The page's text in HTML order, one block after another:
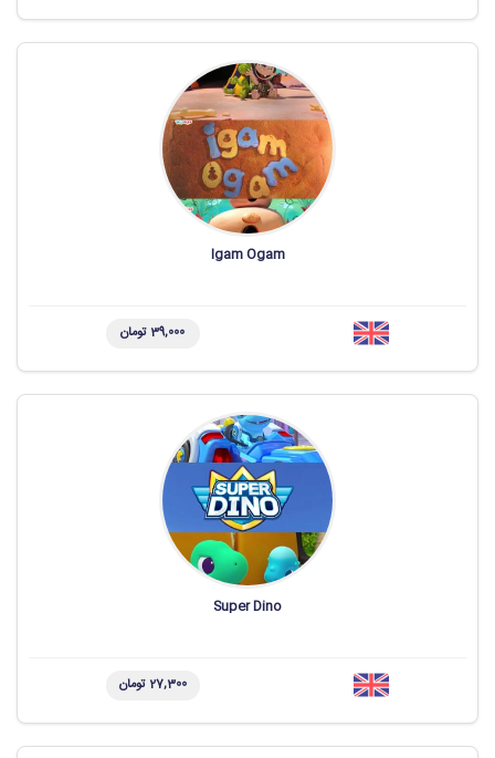
Igam Ogam
39,000 تومان
Super Dino
27,300 تومان